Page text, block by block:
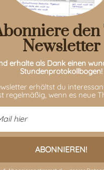
den
Newsletter
erhalte als Dank einen
Stundenprotokollbogen!
erhältst du
regelmäßig, wenn es neue